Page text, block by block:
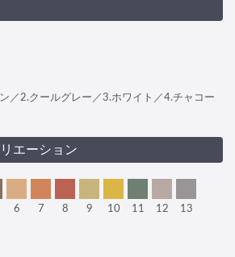
／2.クールグレー／3.ホワイト／4.チャコー
エーション
6 7 8 9 10 11 12 13